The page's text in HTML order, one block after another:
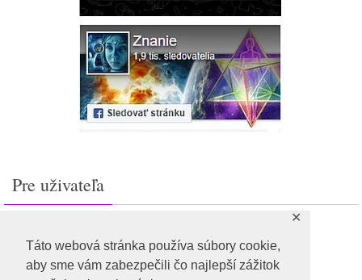
Táto webová stránka používa súbory cookie,
aby sme vám zabezpečili čo najlepší zážitok
✕
Pre uživateľa
Feed záznamov
RSS feed komentárov
WordPress.org